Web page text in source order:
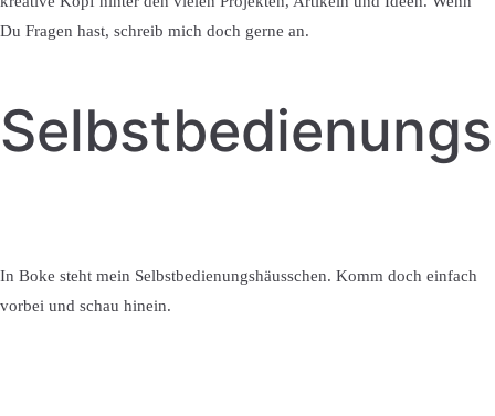
Du Fragen hast, schreib mich doch gerne an.
In Boke steht mein Selbstbedienungshäusschen. Komm doch einfach
vorbei und schau hinein.